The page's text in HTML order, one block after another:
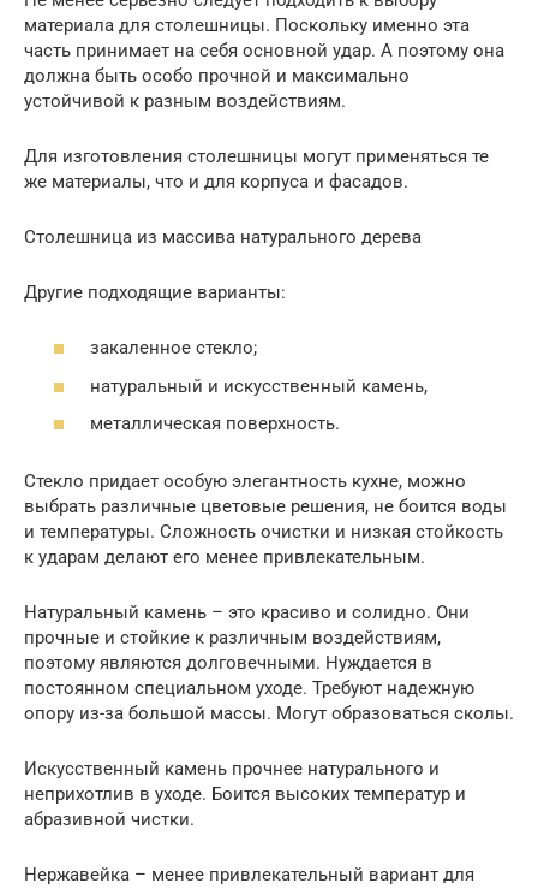
материала для столешницы. Поскольку именно эта
часть принимает на себя основной удар. А поэтому она
должна быть особо прочной и максимально
устойчивой к разным воздействиям.
Для изготовления столешницы могут применяться те
же материалы, что и для корпуса и фасадов.
Столешница из массива натурального дерева
Другие подходящие варианты:
закаленное стекло;
натуральный и искусственный камень,
металлическая поверхность.
Стекло придает особую элегантность кухне, можно
выбрать различные цветовые решения, не боится воды
и температуры. Сложность очистки и низкая стойкость
к ударам делают его менее привлекательным.
Натуральный камень – это красиво и солидно. Они
прочные и стойкие к различным воздействиям,
поэтому являются долговечными. Нуждается в
постоянном специальном уходе. Требуют надежную
опору из-за большой массы. Могут образоваться сколы.
Искусственный камень прочнее натурального и
неприхотлив в уходе. Боится высоких температур и
абразивной чистки.
Нержавейка – менее привлекательный вариант для